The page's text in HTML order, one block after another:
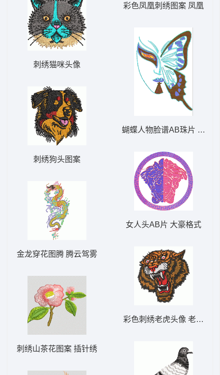
刺绣猫咪头像
刺绣狗头图案
金龙穿花图腾 腾云驾雾
刺绣山茶花图案 插针绣
彩色凤凰刺绣图案 凤凰
蝴蝶人物脸谱AB珠片 大豪
女人头AB片 大豪格式
彩色刺绣老虎头像 老虎头